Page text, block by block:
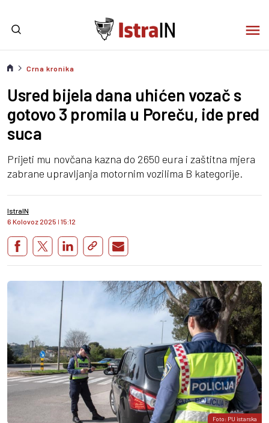
Crna kronika
Usred bijela dana uhićen vozač s
gotovo 3 promila u Poreču, ide pred
suca
Prijeti mu novčana kazna do 2650 eura i zaštitna mjera
zabrane upravljanja motornim vozilima B kategorije.
IstraIN
6 Kolovoz 2025 I 15:12
Foto: PU istarska